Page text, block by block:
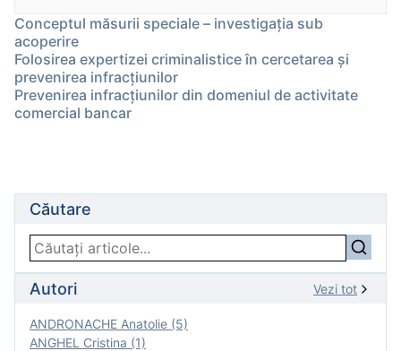
Conceptul măsurii speciale – investigaţia sub
acoperire
Folosirea expertizei criminalistice în cercetarea şi
prevenirea infracţiunilor
Prevenirea infracţiunilor din domeniul de activitate
comercial bancar
Căutare
Autori Vezi tot
ANDRONACHE Anatolie (5)
ANGHEL Cristina (1)